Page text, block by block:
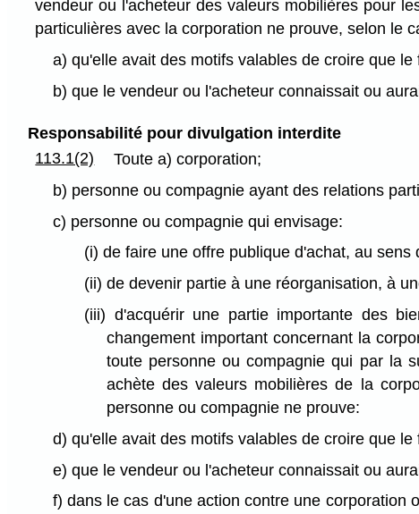
vendeur ou l'acheteur des valeurs mobilières pour
particulières avec la corporation ne prouve, selon le
a) qu'elle avait des motifs valables de croire que
b) que le vendeur ou l'acheteur connaissait ou
Responsabilité pour divulgation interdite
113.1(2)
Toute a) corporation;
b) personne ou compagnie ayant des relations
c) personne ou compagnie qui envisage:
(i) de faire une offre publique d'achat, au
(ii) de devenir partie à une réorganisation, à
(iii) d'acquérir une partie importante des
changement important concernant la
toute personne ou compagnie qui par la
achète des valeurs mobilières de la
personne ou compagnie ne prouve:
d) qu'elle avait des motifs valables de croire que
e) que le vendeur ou l'acheteur connaissait ou
f) dans le cas d'une action contre une corporation